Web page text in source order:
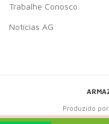
Trabalhe Conosco
Notícias AG
Produzido por